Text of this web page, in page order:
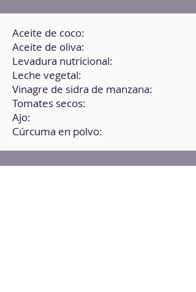
Aceite de coco:
Aceite de oliva:
Levadura nutricional:
Leche vegetal:
Vinagre de sidra de manzana:
Tomates secos:
Ajo:
Cúrcuma en polvo: